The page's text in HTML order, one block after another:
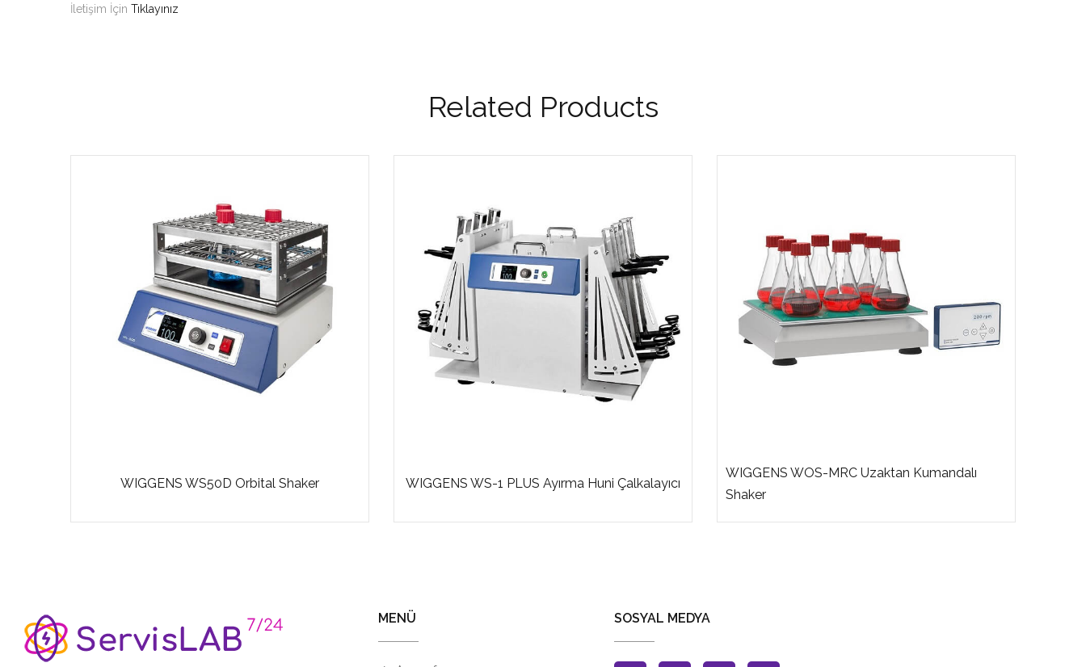
İletişim İçin Tıklayınız
Related Products
WIGGENS WS50D Orbital Shaker WIGGENS WS-1 PLUS Ayırma Huni Çalkalayıcı
WIGGENS WOS-MRC Uzaktan Kumandalı
Shaker
MENÜ SOSYAL MEDYA